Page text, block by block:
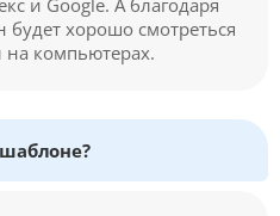
хорошо смотреться
на компьютерах.